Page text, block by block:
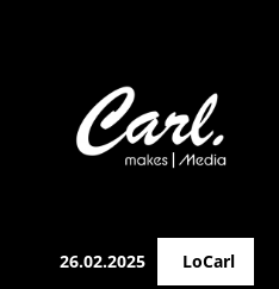
26.02.2025 LoCarl